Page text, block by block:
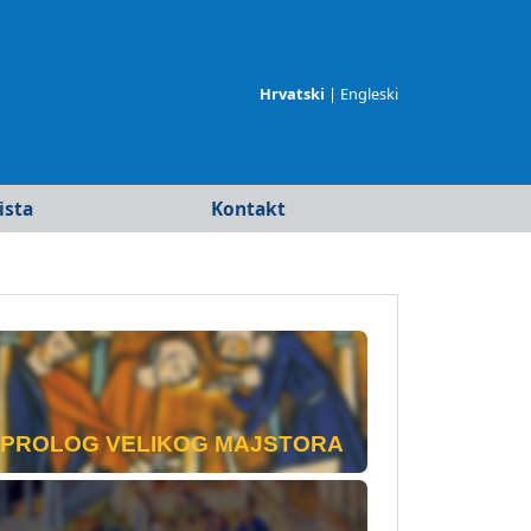
Hrvatski | Engleski
Kontakt
PROLOG VELIKOG MAJSTORA